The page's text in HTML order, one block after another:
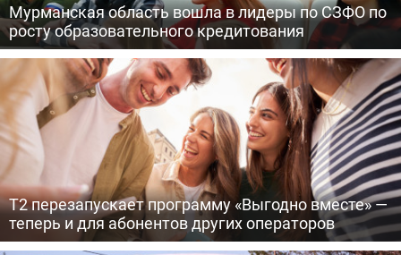
Мурманская область вошла в лидеры по СЗФО по
росту образовательного кредитования
Т2 перезапускает программу «Выгодно вместе» —
теперь и для абонентов других операторов